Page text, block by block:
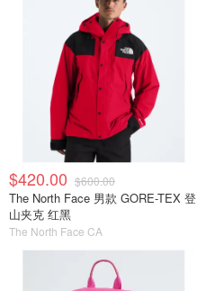
$420.00 $600.00
The North Face 男款 GORE-TEX 登
山夹克 红黑
The North Face CA